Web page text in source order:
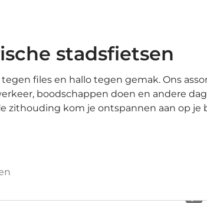
stadsfietsen
tegen files en hallo tegen gemak. Ons
boodschappen doen en andere
zithouding kom je ontspannen aan op je